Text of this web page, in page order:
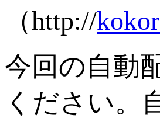
（http://
今回の自動
ください。